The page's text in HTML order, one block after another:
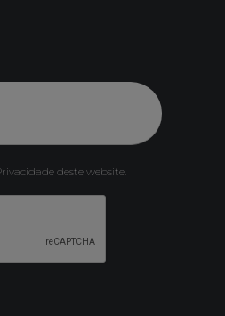
deste website.